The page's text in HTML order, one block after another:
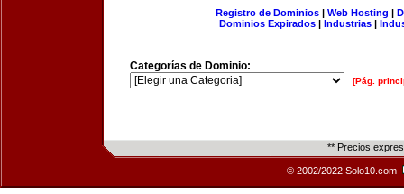
Registro de Dominios| Web Hosting |
Dominios Expirados | Industrias |
Categorías de Dominio:
[Pág.
** Precios
© 2002/2022 Solo10.com